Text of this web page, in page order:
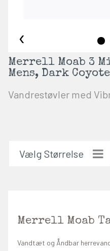
‹
Merrell Moab 3
Mens, Dark Coyote
Vandrestøvler med
Merrell Moab
Vandtæt og Åndbar